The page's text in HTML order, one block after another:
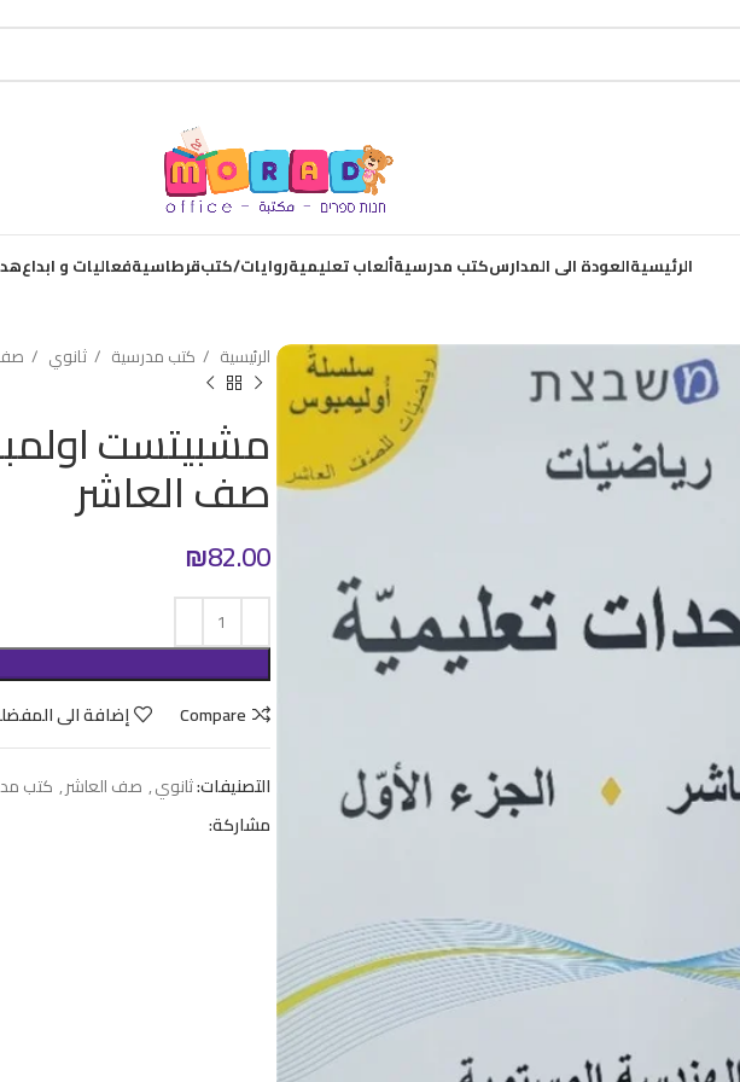
الرئيسيةالعودة الى المدارسكتب مدرسيةألعاب تعليميةروايات/كتبقرطاسيةفعاليات و ابداع
الرئيسية كتب مدرسية ثانوي
صف العاشر
₪82.00
Compare
إضافة الى
التصنيفات:ثانوي, صف العاشر, كتب
مشاركة: